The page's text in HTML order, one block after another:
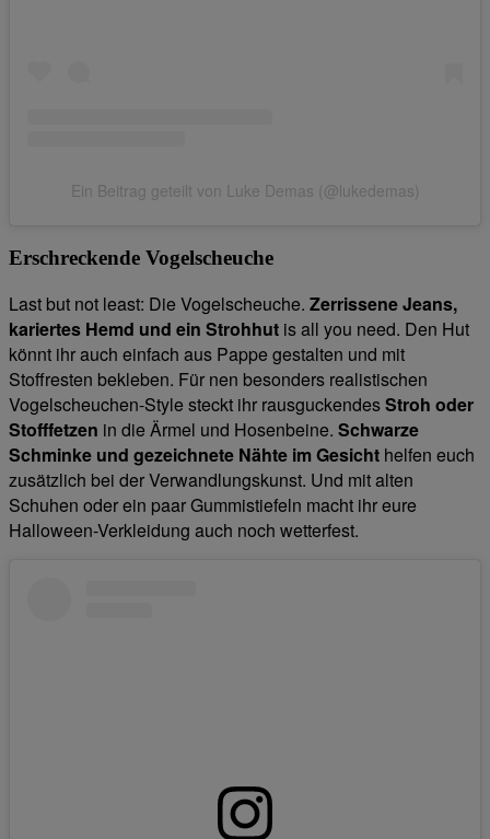
Ein Beitrag geteilt von Luke Demas (@lukedemas)
Erschreckende Vogelscheuche
Last but not least: Die Vogelscheuche. Zerrissene Jeans,
kariertes Hemd und ein Strohhut is all you need. Den Hut
könnt ihr auch einfach aus Pappe gestalten und mit
Stoffresten bekleben. Für nen besonders realistischen
Vogelscheuchen-Style steckt ihr rausguckendesStroh oder
Stofffetzen in die Ärmel und Hosenbeine. Schwarze
Schminke und gezeichnete Nähte im Gesicht helfen euch
zusätzlich bei der Verwandlungskunst. Und mit alten
Schuhen oder ein paar Gummistiefeln macht ihr eure
Halloween-Verkleidung auch noch wetterfest.